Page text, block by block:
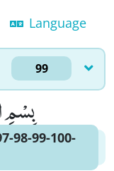
Language
99
بِسْمِ
98-99-100-